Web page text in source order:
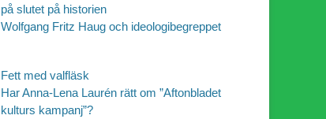
på slutet på historien
Wolfgang Fritz Haug och ideologibegreppet
Fett med valfläsk
Har Anna-Lena Laurén rätt om ”Aftonbladet
kulturs kampanj”?